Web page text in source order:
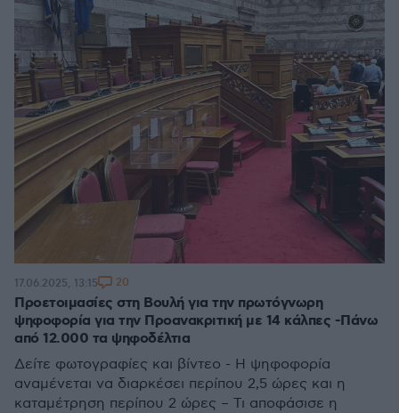
Προετοιμασίες στη Βουλή για την πρωτόγνωρη
ψηφοφορία για την Προανακριτική με 14 κάλπες -Πάνω
από 12.000 τα ψηφοδέλτια
Δείτε φωτογραφίες και βίντεο - Η ψηφοφορία
αναμένεται να διαρκέσει περίπου 2,5 ώρες και η
καταμέτρηση περίπου 2 ώρες – Τι αποφάσισε η
17.06.2025, 13:15 20